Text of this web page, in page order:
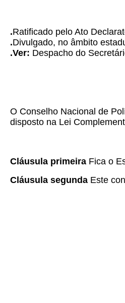
.Ratificado pelo Ato
.Divulgado, no âmbito
.Ver: Despacho do
O Conselho Nacional de
disposto na Lei
Cláusula primeira Fica o
Cláusula segunda Este